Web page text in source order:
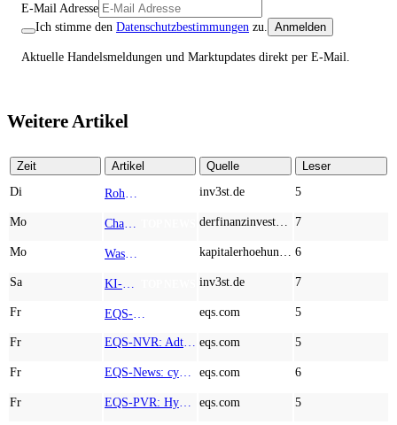
E-Mail Adresse
Ich stimme den Datenschutzbestimmungen zu. Anmelden
Aktuelle Handelsmeldungen und Marktupdates direkt per E-Mail.
Weitere Artikel
Zeit Artikel Quelle
Leser
Di
inv3st.de 5
Mo 7
Mo 6
Sa inv3st.de 7
Fr eqs.com 5
Fr eqs.com 5
Fr eqs.com 6
Fr eqs.com 5